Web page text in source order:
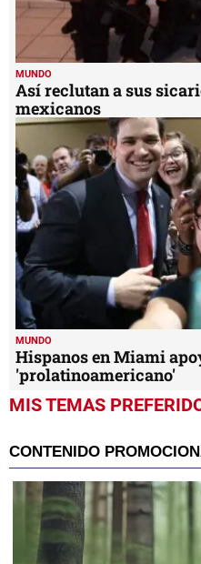
MUNDO
Así reclutan a sus
mexicanos
MUNDO
Hispanos en Miami
'prolatinoamericano'
MIS TEMAS